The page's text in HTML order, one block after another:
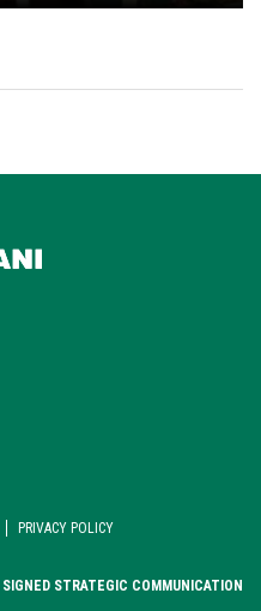
PRIVACY POLICY
SIGNED STRATEGIC COMMUNICATION